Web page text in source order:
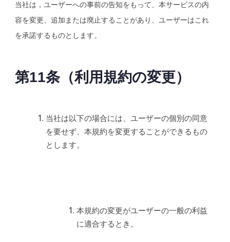
当社は，ユーザーへの事前の告知をもって、本サービスの内
容を変更、追加または廃止することがあり、ユーザーはこれ
を承諾するものとします。
第11条（利用規約の変更）
当社は以下の場合には、ユーザーの個別の同意
を要せず、本規約を変更することができるもの
とします。
本規約の変更がユーザーの一般の利益
に適合するとき。